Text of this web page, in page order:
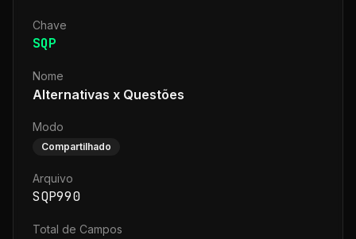
Chave
SQP
Nome
Alternativas x Questões
Modo
Compartilhado
Arquivo
SQP990
Total de Campos